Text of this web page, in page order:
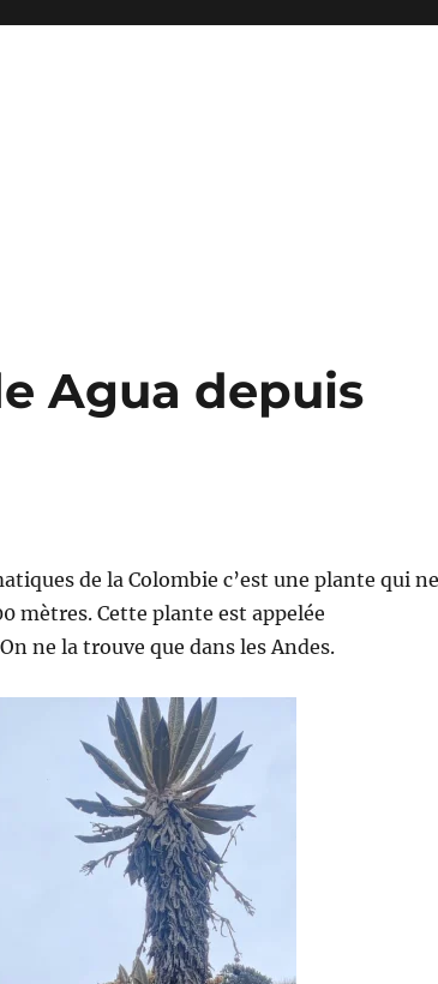
Agua depuis
de la Colombie c’est une plante qui ne
mètres. Cette plante est appelée
ne la trouve que dans les Andes.